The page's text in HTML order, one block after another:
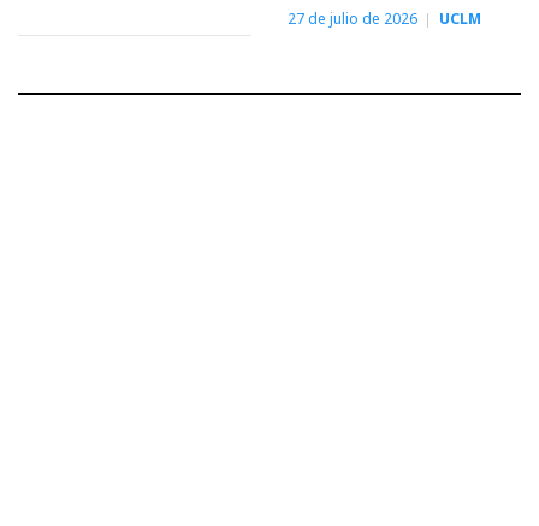
27 de julio de 2026 UCLM